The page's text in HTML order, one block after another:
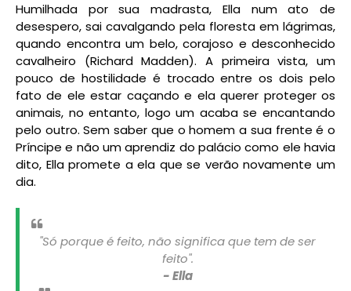
Humilhada por sua madrasta, Ella num ato de
desespero, sai cavalgando pela floresta em lágrimas,
quando encontra um belo, corajoso e desconhecido
cavalheiro (Richard Madden). A primeira vista, um
pouco de hostilidade é trocado entre os dois pelo
fato de ele estar caçando e ela querer proteger os
animais, no entanto, logo um acaba se encantando
pelo outro. Sem saber que o homem a sua frente é o
Príncipe e não um aprendiz do palácio como ele havia
dito, Ella promete a ela que se verão novamente um
dia.
"Só porque é feito, não significa que tem de ser
feito".
- Ella